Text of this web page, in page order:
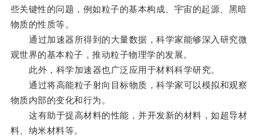
些关键性的问题，例如粒子的基本构成、宇宙的起源、黑暗
物质的性质等。
通过加速器所得到的大量数据，科学家能够深入研究微
观世界的基本粒子，推动粒子物理学的发展。
此外，科学加速器也广泛应用于材料科学研究。
通过将高能粒子射向目标物质，科学家可以模拟和观察
物质内部的变化和行为。
这有助于提高材料的性能，并开发新的材料，如超导材
料、纳米材料等。